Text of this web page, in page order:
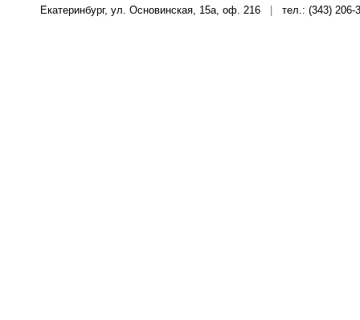
Екатеринбург, ул. Основинская, 15а, оф. 216 тел.: (343) 206-